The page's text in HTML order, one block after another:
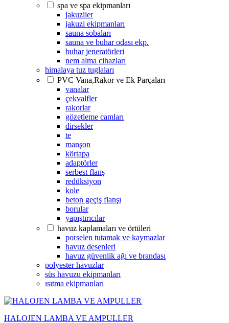
spa ve spa ekipmanları
jakuziler
jakuzi ekipmanları
sauna sobaları
sauna ve buhar odası ekp.
buhar jeneratörleri
nem alma cihazları
himalaya tuz tuglaları
PVC Vana,Rakor ve Ek Parçaları
vanalar
çekvalfler
rakorlar
gözetleme camları
dirsekler
te
manşon
körtapa
adaptörler
serbest flanş
redüksiyon
kole
beton geçiş flanşı
borular
yapıştırıcılar
havuz kaplamaları ve örtüleri
porselen tutamak ve kaymazlar
havuz desenleri
havuz güvenlik ağı ve brandası
polyester havuzlar
süs havuzu ekipmanları
ısıtma ekipmanları
HALOJEN LAMBA VE AMPULLER